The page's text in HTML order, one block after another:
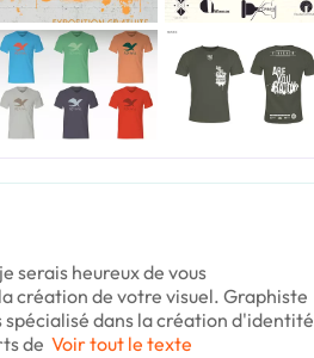
serais heureux de vous
création de votre visuel. Graphiste
spécialisé dans la création d'identité
de Voir tout le texte